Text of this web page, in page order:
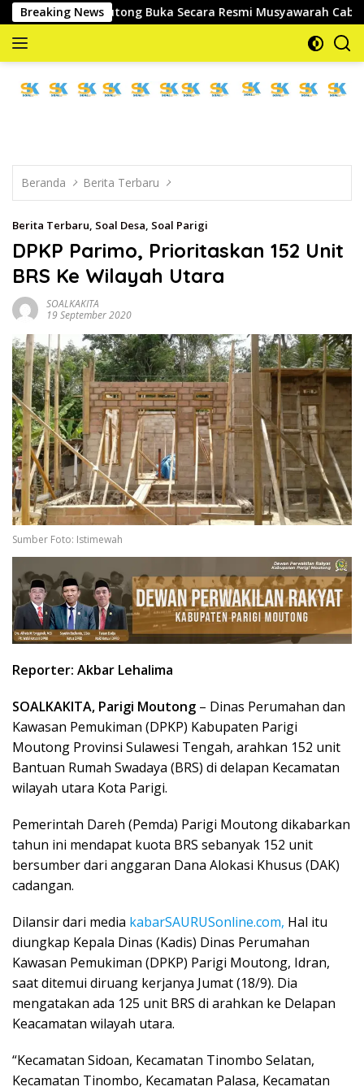
Langsung
ke
konten
Breaking News
Moutong Buka Secara Resmi Musyawarah Cabang Ke-III
mengabarkan
Beranda Berita Terbaru
Berita Terbaru, Soal Desa, Soal Parigi
DPKP Parimo, Prioritaskan 152 Unit
BRS Ke Wilayah Utara
SOALKAKITA
19 September 2020
Sumber Foto: Istimewah
Reporter: Akbar Lehalima
SOALKAKITA, Parigi Moutong – Dinas Perumahan dan
Kawasan Pemukiman (DPKP) Kabupaten Parigi
Moutong Provinsi Sulawesi Tengah, arahkan 152 unit
Bantuan Rumah Swadaya (BRS) di delapan Kecamatan
wilayah utara Kota Parigi.
Pemerintah Dareh (Pemda) Parigi Moutong dikabarkan
tahun ini mendapat kuota BRS sebanyak 152 unit
bersumber dari anggaran Dana Alokasi Khusus (DAK)
cadangan.
Dilansir dari media kabarSAURUSonline.com, Hal itu
diungkap Kepala Dinas (Kadis) Dinas Perumahan
Kawasan Pemukiman (DPKP) Parigi Moutong, Idran,
saat ditemui diruang kerjanya Jumat (18/9). Dia
mengatakan ada 125 unit BRS di arahkan ke Delapan
Keacamatan wilayah utara.
“Kecamatan Sidoan, Kecamatan Tinombo Selatan,
Kecamatan Tinombo, Kecamatan Palasa, Kecamatan